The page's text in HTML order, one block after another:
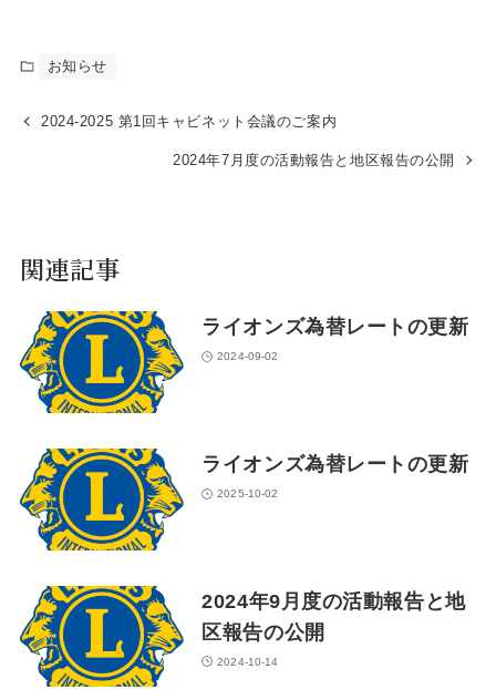
お知らせ
2024-2025 第1回キャビネット会議のご案内
2024年7月度の活動報告と地区報告の公開
関連記事
ライオンズ為替レートの更新
2024-09-02
ライオンズ為替レートの更新
2025-10-02
2024年9月度の活動報告と地
区報告の公開
2024-10-14